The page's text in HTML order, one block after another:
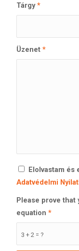
Tárgy*
Üzenet *
Elolvastam és
Adatvédelmi
3 + 2 = ?
Please prove that
equation *